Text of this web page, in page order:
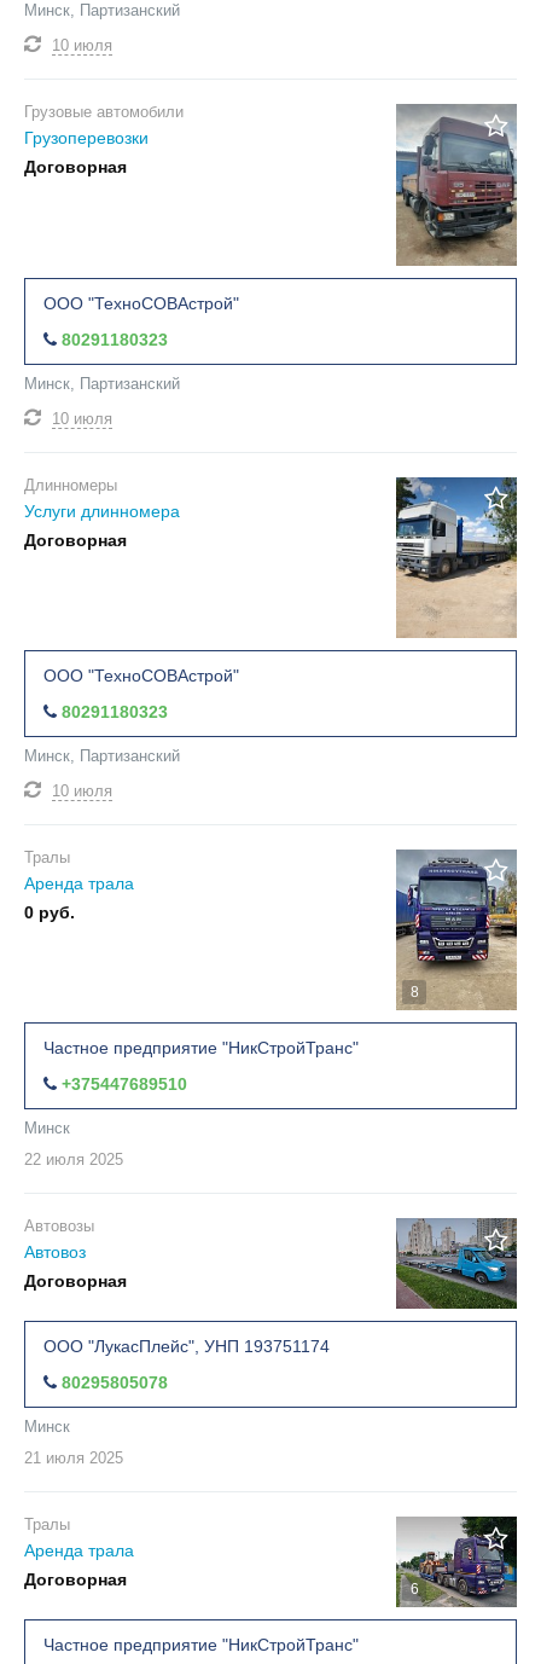
Минск, Партизанский
10 июля
Грузовые автомобили
Грузоперевозки
Договорная
ООО "ТехноСОВАстрой"
80291180323
Минск, Партизанский
10 июля
Длинномеры
Услуги длинномера
Договорная
ООО "ТехноСОВАстрой"
80291180323
Минск, Партизанский
10 июля
8
Тралы
Аренда трала
0 руб.
Частное предприятие "НикСтройТранс"
+375447689510
Минск
22 июля 2025
Автовозы
Автовоз
Договорная
ООО "ЛукасПлейс", УНП 193751174
80295805078
Минск
21 июля 2025
6
Тралы
Аренда трала
Договорная
Частное предприятие "НикСтройТранс"